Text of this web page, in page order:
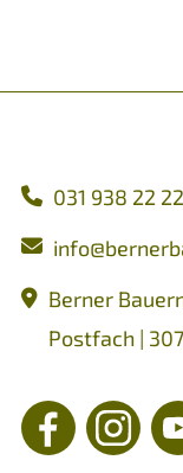
031 938 22 22
nf
b rn rb
Berner
Postfach |